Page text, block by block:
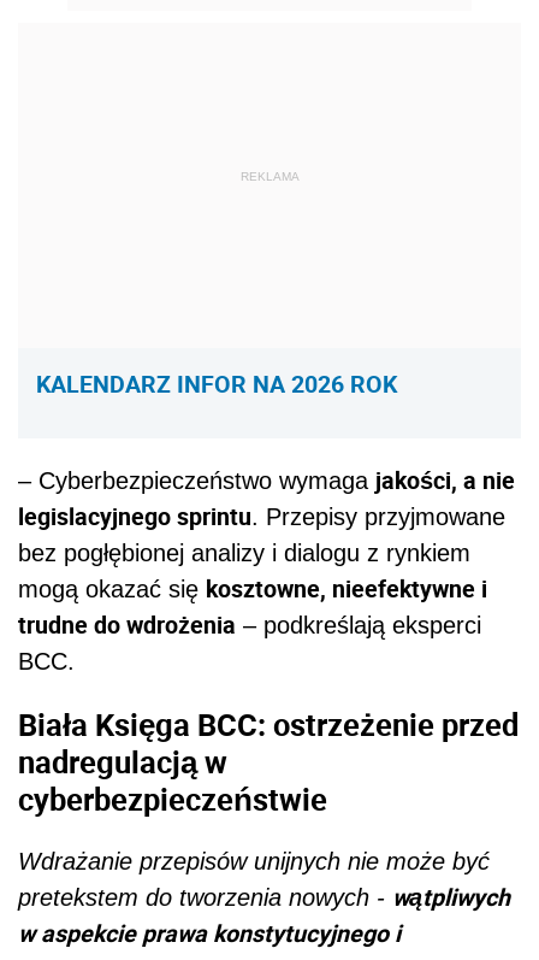
REKLAMA
KALENDARZ INFOR NA 2026 ROK
– Cyberbezpieczeństwo wymaga jakości, a nie
legislacyjnego sprintu. Przepisy przyjmowane
bez pogłębionej analizy i dialogu z rynkiem
mogą okazać się kosztowne, nieefektywne i
trudne do wdrożenia – podkreślają eksperci
BCC.
Biała Księga BCC: ostrzeżenie przed
nadregulacją w
cyberbezpieczeństwie
Wdrażanie przepisów unijnych nie może być
pretekstem do tworzenia nowych - wątpliwych
w aspekcie prawa konstytucyjnego i